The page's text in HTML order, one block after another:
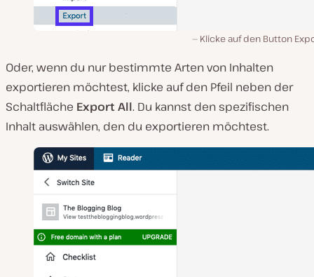
Klicke auf den Button
Oder, wenn du nur bestimmte Arten von Inhalten
exportieren möchtest, klicke auf den Pfeil neben der
Schaltfläche Export All. Du kannst den spezifischen
Inhalt auswählen, den du exportieren möchtest.